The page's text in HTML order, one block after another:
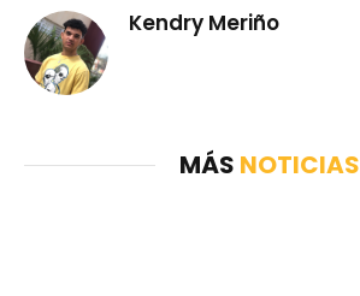
Kendry Meriño
MÁS NOTICIAS